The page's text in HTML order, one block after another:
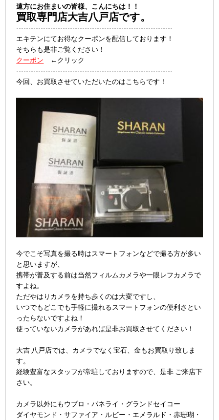
遠方にお住まいの皆様、こんにちは！！
買取専門店大吉八戸店です。
----------------------------------------------------------------
エキテンにてお得なクーポンを配信しております！
そちらも是非ご覧ください！
クーポン
←クリック
----------------------------------------------------------------
今回、お買取させていただいたのはこちらです！
今でこそ写真を撮る時はスマートフォンなどで撮る方が多い
と思いますが、
携帯が普及する前は当然フィルムカメラや一眼レフカメラで
すよね。
ただやはりカメラを持ち歩くのは大変ですし、
いつでもどこでも手軽に撮れるスマートフォンの便利さとい
ったらないですよね！
使っていないカメラがあれば是非お買取させてください！
大吉 八戸店では、カメラでなく宝石、金もお買取り致しま
す。
経験豊富なスタッフが常駐しておりますので、是非 ご来店下
さい。
カメラ以外にもウブロ・パネライ・グランドセイコー
ダイヤモンド・サファイア・ルビー・エメラルド・赤珊瑚・